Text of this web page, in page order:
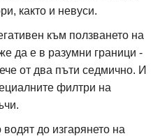
както и невуси.
към ползването на
да е в разумни граници -
от два пъти седмично. И
филтри на
до изгарянето на